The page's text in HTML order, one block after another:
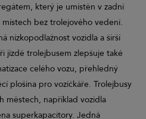
který je umístěn v zadní
bez trolejového vedení.
nízkopodlažnost vozidla a širší
jízdě trolejbusem zlepšuje také
celého vozu, přehledný
plošina pro vozíčkáře. Trolejbusy
městech, například vozidla
superkapacitory. Jedná